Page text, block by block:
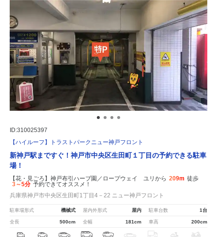
ID:310025397
【ハイルーフ】トラストパークニュー神戸フロント
新神戸駅まですぐ！神戸市中央区生田町１丁目の予約できる駐車
場！
【花・見ごろ】神戸布引ハーブ園／ロープウェイ ユリから 209m 徒歩
3～5分 予約できてオススメ！
兵庫県神戸市中央区生田町1丁目4－22 ニュー神戸フロント
駐車場形式 機械式 屋内外形式 屋内 駐車台数 1台
全長 500cm 全幅 181cm 車高 200cm